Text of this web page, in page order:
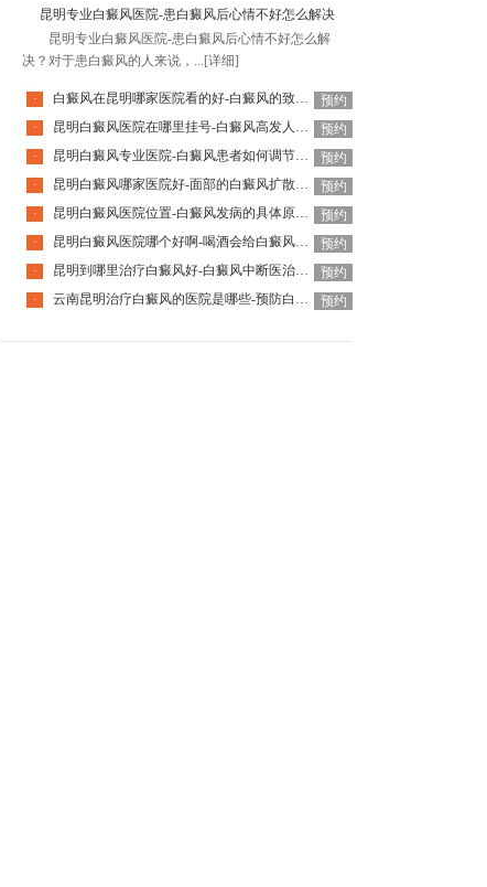
昆明专业白癜风医院-患白癜风后心情不好怎么解决
昆明专业白癜风医院-患白癜风后心情不好怎么解
决？对于患白癜风的人来说，... [详细]
· 白癜风在昆明哪家医院看的好-白癜风的致病因素有哪些
预约
·
昆明白癜风医院在哪里挂号-白癜风高发人群有哪些
预约
·
昆明白癜风专业医院-白癜风患者如何调节自己的心态
预约
·
昆明白癜风哪家医院好-面部的白癜风扩散速度快吗
预约
·
昆明白癜风医院位置-白癜风发病的具体原因是什么
预约
·
昆明白癜风医院哪个好啊-喝酒会给白癜风患者带来哪些影响呢
预约
·
昆明到哪里治疗白癜风好-白癜风中断医治后会有什么后果
预约
·
云南昆明治疗白癜风的医院是哪些-预防白癜风扩散的方法有哪些 预约